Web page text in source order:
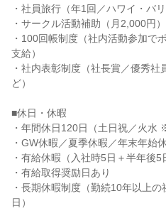
・社員旅行（年1回／ハワイ・バ
・サークル活動補助（月2,000円）
・100回帳制度（社内活動参加で
支給）
・社内表彰制度（社長賞／優秀
ど）
■休日・休暇
・年間休日120日（土日祝／火水
・GW休暇／夏季休暇／年末年始
・有給休暇（入社時5日＋半年後5
・有給取得奨励日あり
・長期休暇制度（勤続10年以上
日）